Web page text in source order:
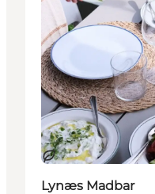
Nachhaltig
Lynæs Madbar